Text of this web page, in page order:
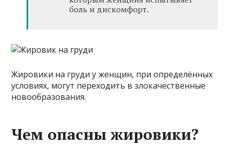
боль и дискомфорт.
Жировики на груди у женщин, при определённых
условиях, могут переходить в злокачественные
новообразования.
Чем опасны жировики?